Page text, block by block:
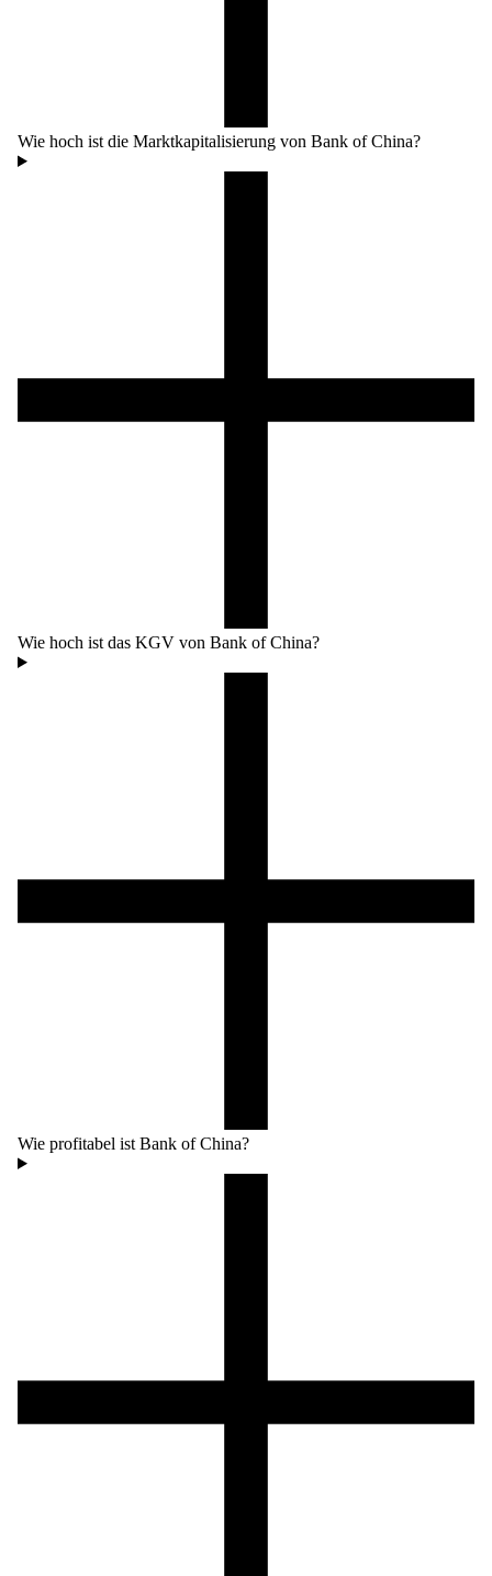
Wie hoch ist die Marktkapitalisierung von Bank of China?
Wie hoch ist das KGV von Bank of China?
Wie profitabel ist Bank of China?